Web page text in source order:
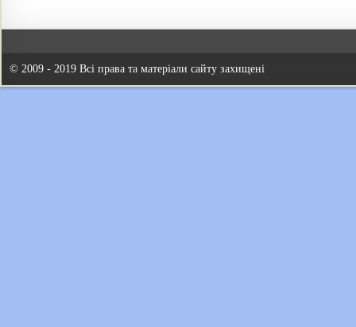
© 2009 - 2019 Всі права та матеріали сайту захищені